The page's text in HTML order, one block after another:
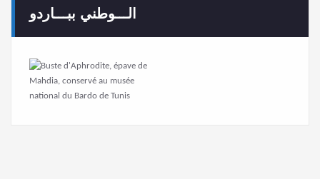
الـــوطني ببـــاردو